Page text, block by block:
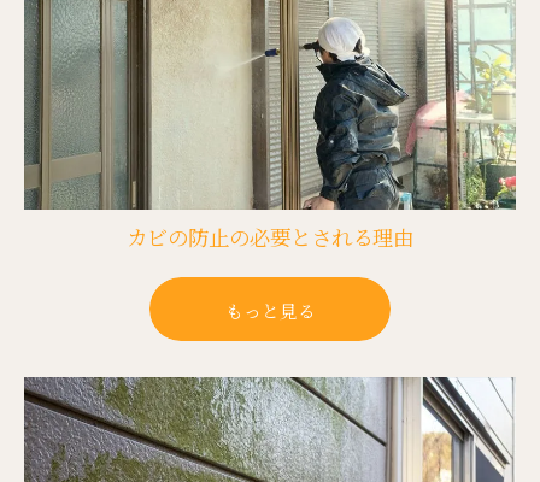
カビの防止の必要とされる理由
もっと見る